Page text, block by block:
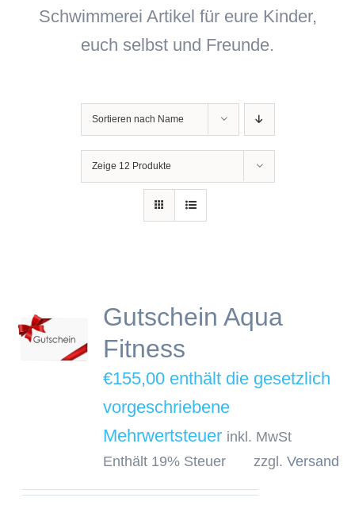
Schwimmerei Artikel für eure Kinder,
euch selbst und Freunde.
Sortieren nach Name
Zeige 12 Produkte
Gutschein Aqua
Fitness
€155,00
inkl. MwSt
Enthält 19% Steuer zzgl. Versand